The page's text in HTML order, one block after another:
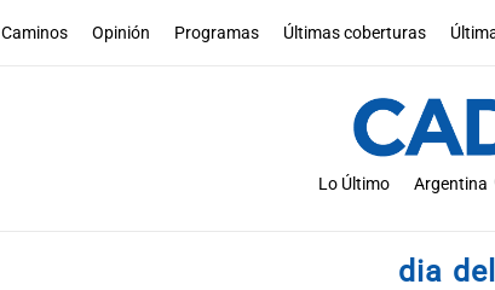
Caminos Opinión Programas Últimas coberturas
Lo Último Argentina
dia